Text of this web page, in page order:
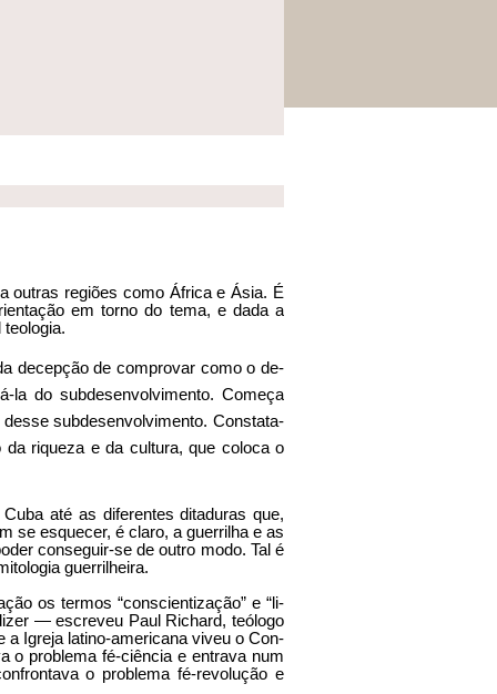
outras regiões como África e Ásia. É
em torno do tema, e dada a
decepção de comprovar como o de­
la do subdesenvolvimento. Começa
subdesenvolvimento. Constata­
riqueza e da cultura, que coloca o
até as diferentes ditaduras que,
se esquecer, é claro, a guerrilha e as
conseguir-se de outro modo. Tal é
guerrilheira.
os termos “conscientização” e “li­
— escreveu Paul Richard, teólogo
a Igreja latino-americana viveu o Con­
o problema fé-ciência e entrava num
o problema fé-revolução e